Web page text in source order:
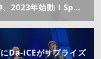
、2023年始動！Sp…
Da-iCEがサプライズ